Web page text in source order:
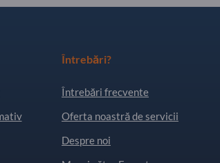
Întrebări?
Întrebări frecvente
Oferta noastră de servicii
Despre noi